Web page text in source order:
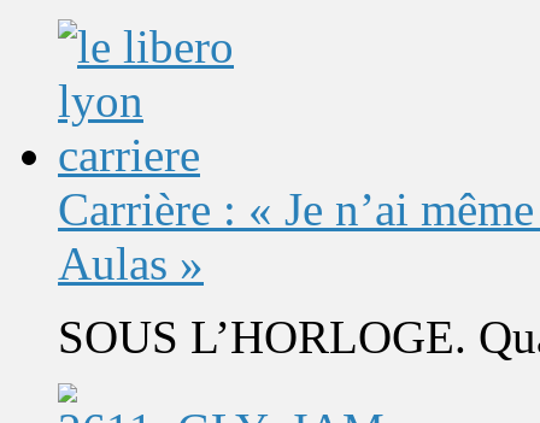
Carrière : « Je n’ai
Aulas »
SOUS L’HORLOGE.